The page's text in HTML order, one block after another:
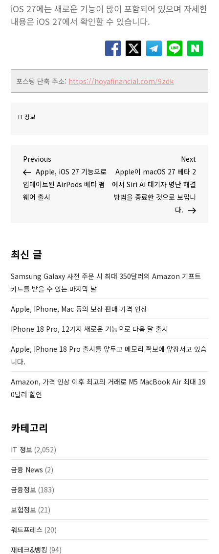
iOS 27에는 새로운 기능이 많이 포함되어 있으며 자세한
내용은 iOS 27에서 확인할 수 있습니다.
포스팅 단축 주소: https://hoyafinancial.com/9zdk
IT 정보
글
탐
P
r
e
v
P
o
s
t
Previous
Apple, iOS 27 기능으로
업데이트된 AirPods 베타 펌
웨어 출시
N
e
x
t
P
Next
Apple이 macOS 27 베타 2
에서 Siri AI 대기자 명단 해결
방법을 종료한 것으로 보입니
다.
최신 글
Samsung Galaxy 사전 주문 시 최대 350달러의 Amazon 기프트
카드를 받을 수 있는 마지막 날
Apple, IPhone, Mac 등의 보상 판매 가격 인상
IPhone 18 Pro, 12가지 새로운 기능으로 다음 달 출시
Apple, IPhone 18 Pro 출시를 앞두고 메모리 확보에 앞장서고 있습
니다.
Amazon, 가격 인상 이후 최고의 거래로 M5 MacBook Air 최대 19
0달러 할인
카테고리
IT 정보 (2,052)
금융 News (2)
금융정보 (183)
보험정보 (21)
워드프레스 (20)
재테크&뱅킹 (94)